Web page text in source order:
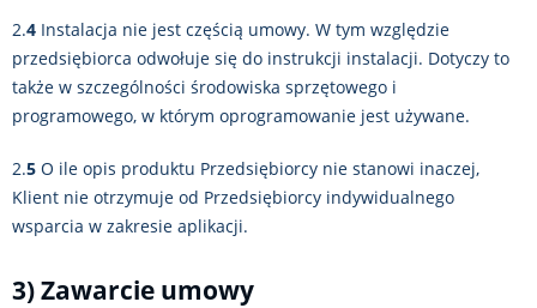
2.4 Instalacja nie jest częścią umowy. W tym względzie
przedsiębiorca odwołuje się do instrukcji instalacji. Dotyczy to
także w szczególności środowiska sprzętowego i
programowego, w którym oprogramowanie jest używane.
2.5 O ile opis produktu Przedsiębiorcy nie stanowi inaczej,
Klient nie otrzymuje od Przedsiębiorcy indywidualnego
wsparcia w zakresie aplikacji.
3) Zawarcie umowy